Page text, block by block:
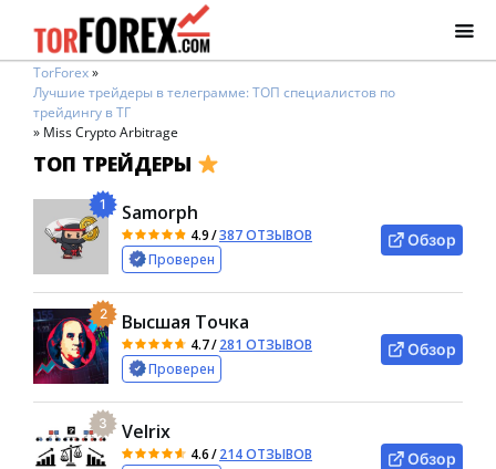
TorForex»
Лучшие трейдеры в телеграмме: ТОП специалистов по
трейдингу в ТГ
» Miss Crypto Arbitrage
ТОП ТРЕЙДЕРЫ
1 Samorph
4.9/387 ОТЗЫВОВ
Проверен
Обзор
2 Высшая Точка
4.7/281 ОТЗЫВОВ
Проверен
Обзор
3 Velrix
4.6/214 ОТЗЫВОВ
Обзор